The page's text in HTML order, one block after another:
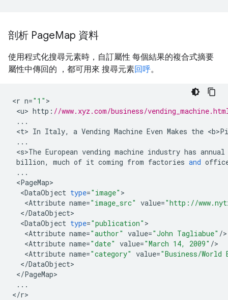
剖析 PageMap 資料
使用程式化搜尋元素時，自訂屬性 每個結果的複合式摘要
屬性中傳回的 ，都可用來 搜尋元素回呼。
<r n="1"
<u> http : //www.xyz.com/business/
...
<t> In Italy, a Vending Machine Even Makes the <
...
<s>The European vending machine industry has annual
billion, much of it coming from factories and
...
<PageMap
<DataObject type="image"
<Attribute name="image_src" value="http://
</DataObject
<DataObject type="publication"
<Attribute name="author" value="John Tagliabue" /
<Attribute name="date" value="March 14, 2009" /
<Attribute name="category" value="Business/World
</DataObject
</PageMap
...
</r>